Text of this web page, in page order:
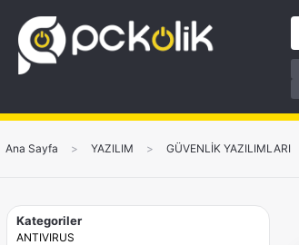
Ana Sayfa > YAZILIM > GÜVENLİK YAZILIMLARI
Kategoriler
ANTIVIRUS